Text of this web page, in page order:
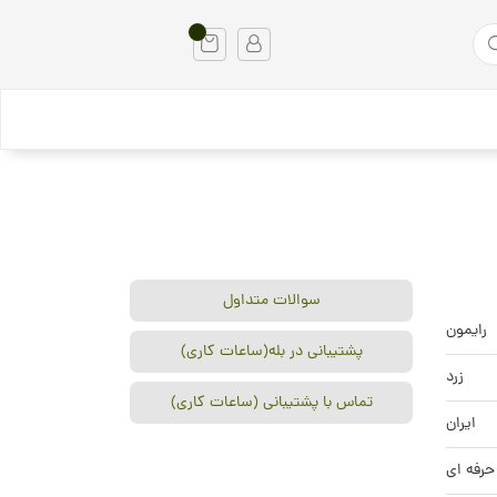
رایمون
زرد
ایران
ای
سوالات متداول
پشتیبانی در بله(ساعات کاری)
تماس با پشتیبانی (ساعات کاری)